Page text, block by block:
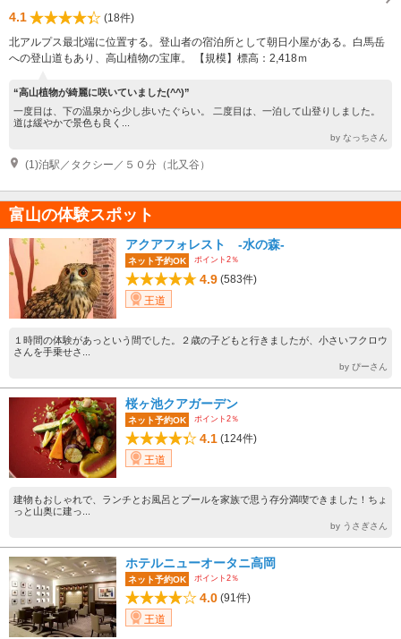
4.1
(18件)
北アルプス最北端に位置する。登山者の宿泊所として朝日小屋がある。白馬岳
への登山道もあり、高山植物の宝庫。 【規模】標高：2,418ｍ
“高山植物が綺麗に咲いていました(^^)”
一度目は、下の温泉から少し歩いたぐらい。 二度目は、一泊して山登りしました。
道は緩やかで景色も良く...
by なっちさん
(1)泊駅／タクシー／５０分（北又谷）
富山の体験スポット
アクアフォレスト -水の森-
ネット予約OK ポイント2％
4.9 (583件)
王道
１時間の体験があっという間でした。２歳の子どもと行きましたが、小さいフクロウ
さんを手乗せさ...
by ぴーさん
桜ヶ池クアガーデン
ネット予約OK ポイント2％
4.1 (124件)
王道
建物もおしゃれで、ランチとお風呂とプールを家族で思う存分満喫できました！ちょ
っと山奥に建っ...
by うさぎさん
ホテルニューオータニ高岡
ネット予約OK ポイント2％
4.0 (91件)
王道